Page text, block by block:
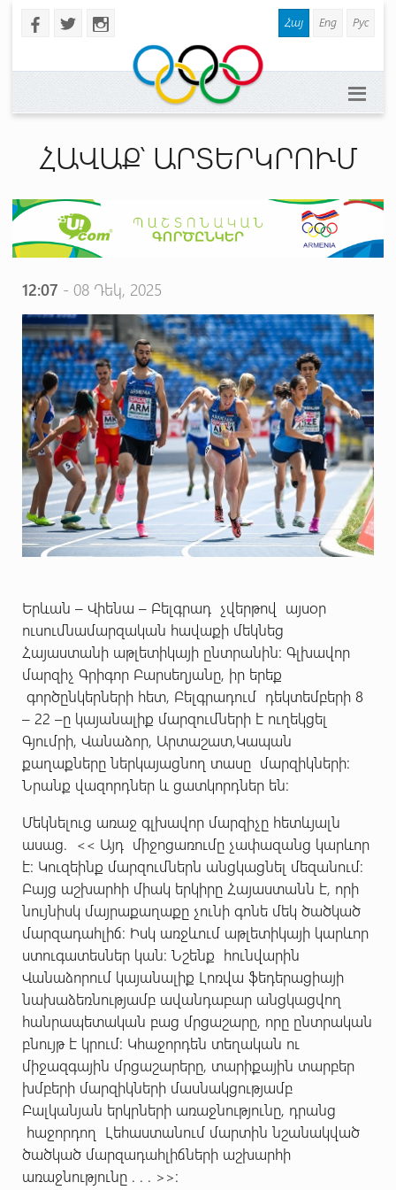
b a x Հայ Eng Рус
ՀԱՎԱՔ՝ ԱՐՏԵՐԿՐՈՒՄ
12:07 - 08 Դեկ, 2025
Երևան – Վիենա – Բելգրադ չվերթով այսօր
ուսումնամարզական հավաքի մեկնեց
Հայաստանի աթլետիկայի ընտրանին: Գլխավոր
մարզիչ Գրիգոր Բարսեղյանը, իր երեք
գործընկերների հետ, Բելգրադում դեկտեմբերի 8
– 22 –ը կայանալիք մարզումների է ուղեկցել
Գյումրի, Վանաձոր, Արտաշատ,Կապան
քաղաքները ներկայացնող տասը մարզիկների:
Նրանք վազորդներ և ցատկորդներ են:
Մեկնելուց առաջ գլխավոր մարզիչը հետևյալն
ասաց. << Այդ միջոցառումը չափազանց կարևոր
է: Կուզեինք մարզումներն անցկացնել մեզանում:
Բայց աշխարհի միակ երկիրը Հայաստանն է, որի
նույնիսկ մայրաքաղաքը չունի գոնե մեկ ծածկած
մարզադահլիճ: Իսկ առջևում աթլետիկայի կարևոր
ստուգատեսներ կան: Նշենք հունվարին
Վանաձորում կայանալիք Լոռվա ֆեդերացիայի
նախաձեռնությամբ ավանդաբար անցկացվող
հանրապետական բաց մրցաշարը, որը ընտրական
բնույթ է կրում: Կհաջորդեն տեղական ու
միջազգային մրցաշարերը, տարիքային տարբեր
խմբերի մարզիկների մասնակցությամբ
Բալկանյան երկրների առաջնությունը, դրանց
հաջորդող Լեհաստանում մարտին նշանակված
ծածկած մարզադահլիճների աշխարհի
առաջնությունը . . . >>: